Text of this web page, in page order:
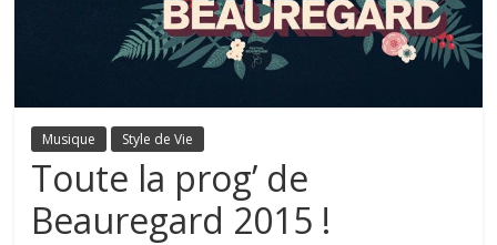
Musique Style de Vie
Toute la prog’ de
Beauregard 2015 !